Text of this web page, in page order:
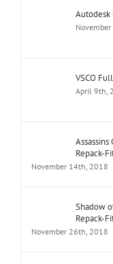
Autodesk
VSCO
April 9th,
Repack-
November 14th, 2018
Shadow
Repack-
November 26th, 2018